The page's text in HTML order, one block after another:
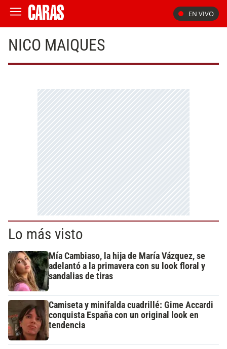
EN VIVO
NICO MAIQUES
Lo más visto
Mía Cambiaso, la hija de María Vázquez, se
adelantó a la primavera con su look floral y
sandalias de tiras
Camiseta y minifalda cuadrillé: Gime Accardi
conquista España con un original look en
tendencia